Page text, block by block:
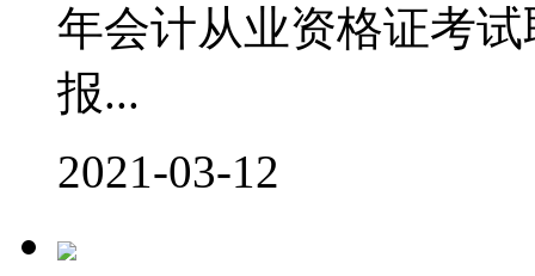
年会计从业资格证考
报...
2021-03-12